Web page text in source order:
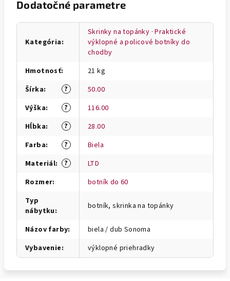
Dodatočné parametre
Kategória:
Skrinky na topánky · Praktické
výklopné a policové botníky do
chodby
Hmotnosť:
21 kg
?
Šírka:
50.00
?
Výška:
116.00
?
Hĺbka:
28.00
?
Farba:
Biela
?
Materiál:
LTD
Rozmer:
botník do 60
Typ
nábytku: botník, skrinka na topánky
Názov farby:
biela / dub Sonoma
Vybavenie: výklopné priehradky